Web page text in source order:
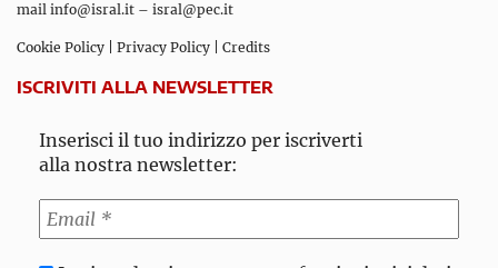
mail info@isral.it – isral@pec.it
Cookie Policy Privacy Policy Credits
ISCRIVITI ALLA NEWSLETTER
Inserisci il tuo indirizzo per iscriverti
alla nostra newsletter: